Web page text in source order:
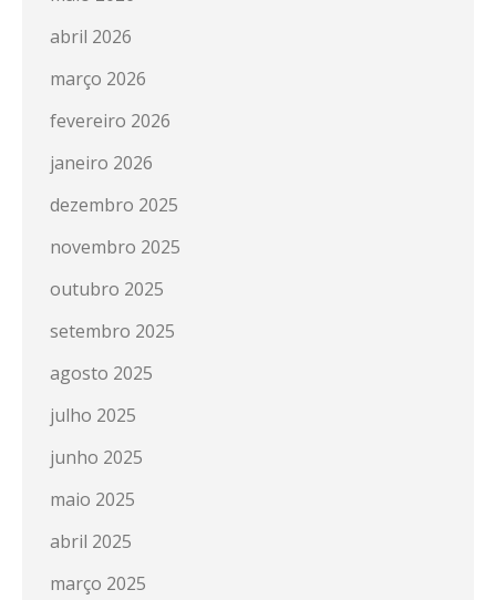
abril 2026
março 2026
fevereiro 2026
janeiro 2026
dezembro 2025
novembro 2025
outubro 2025
setembro 2025
agosto 2025
julho 2025
junho 2025
maio 2025
abril 2025
março 2025